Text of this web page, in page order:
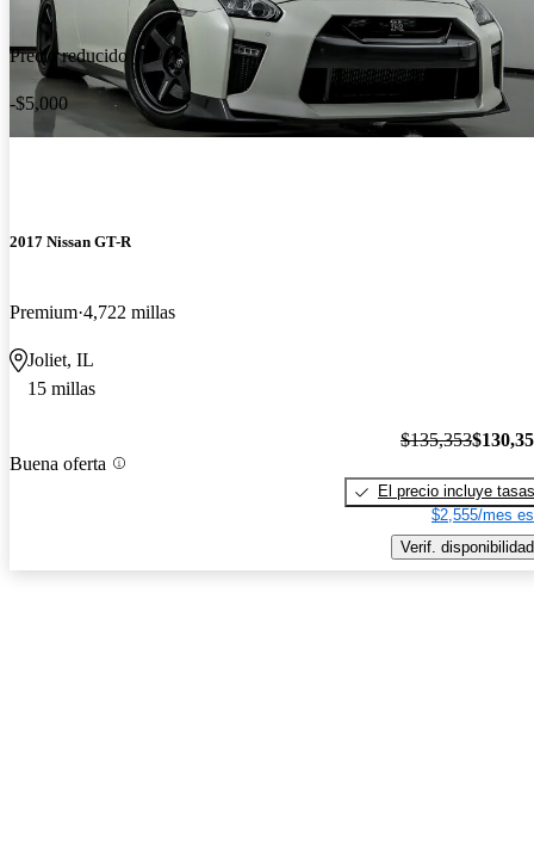
Precio reducido
-$5,000
2017 Nissan GT-R
Premium 4,722 millas
Joliet, IL
15 millas
Buena oferta
$135,353
El precio incluye tasas
$2,555/mes
Verif. disponibilidad